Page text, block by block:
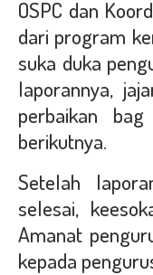
OSPC dan
dari program
suka duka
laporannya,
perbaikan
berikutnya.
Setelah
selesai,
Amanat
kepada